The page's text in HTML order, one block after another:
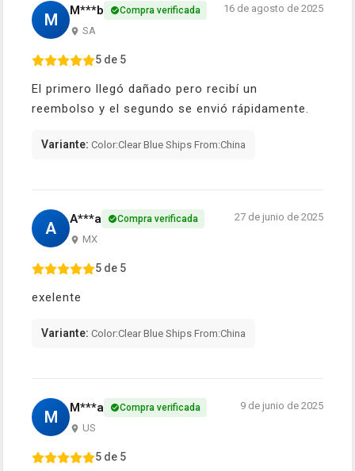
M M***b Compra verificada
SA
16 de agosto de 2025
5 de 5
El primero llegó dañado pero recibí un
reembolso y el segundo se envió rápidamente.
Variante: Color:Clear Blue Ships From:China
A A***a Compra verificada
MX
27 de junio de 2025
5 de 5
exelente
Variante: Color:Clear Blue Ships From:China
M M***a Compra verificada
US
9 de junio de 2025
5 de 5